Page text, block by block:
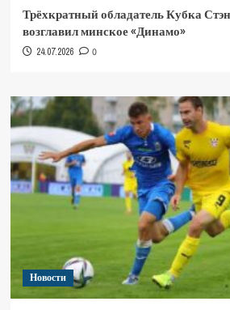
Трёхкратный обладатель Кубка
возглавил минское «Динамо»
24.07.2026 0
Новости